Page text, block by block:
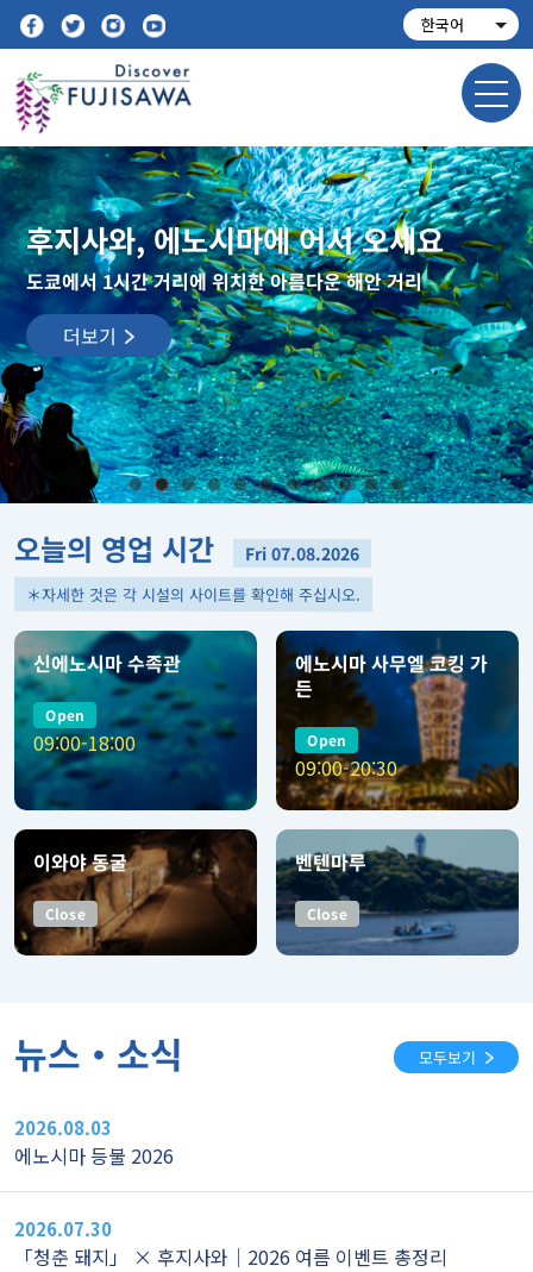
후지사와, 에노시마에 어서 오세요
도쿄에서 1시간 거리에 위치한 아름다운 해안 거리
더보기
오늘의 영업 시간 Fri 07.08.2026
＊자세한 것은 각 시설의 사이트를 확인해 주십시오.
신에노시마 수족관
Open
09:00-18:00
에노시마 사무엘 코킹 가
든
Open
09:00-20:30
이와야 동굴
Close
벤텐마루
Close
뉴스・소식 모두보기
2026.08.03
에노시마 등불 2026
2026.07.30
「청춘 돼지」 × 후지사와｜2026 여름 이벤트 총정리